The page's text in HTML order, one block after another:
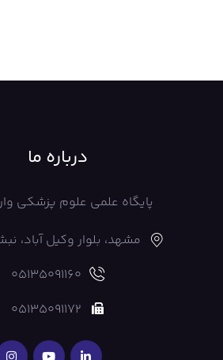
درباره ما
پایگاه علمی علوم پزشکی
مشهد، بلوار وکیل آباد،
05135091160
05135091172